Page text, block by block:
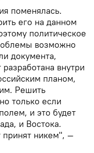
поменялась.
его на данном
политическое
возможно
документа,
внутри
планом,
Решить
только если
и это будет
и Востока.
принят никем", —